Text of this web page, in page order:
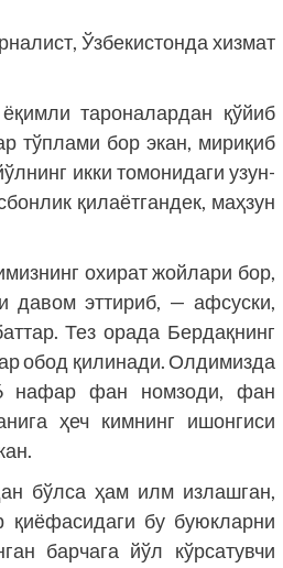
Ўзбекистонда хизмат
тароналардан қўйиб
тўп­лами бор экан, мириқиб
икки томонидаги узун-
қилаётгандек, маҳзун
охират жойлари бор,
давом эттириб, — афсуски,
Тез орада Бердақнинг
обод қилинади. Олдимизда
нафар фан номзоди, фан
ҳеч кимнинг ишонгиси
бўлса ҳам илм излашган,
қиёфасидаги бу буюкларни
барчага йўл кўрсатувчи